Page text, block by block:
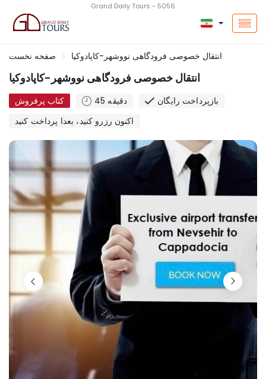
Grand Daily Tours - 5056
صفحه نخست انتقال خصوصی فرودگاهی نووشهر-کاپادوکیا
انتقال خصوصی فرودگاهی نووشهر-کاپادوکیا
کتاب پرفروش 45 دقیقه
بازپرداخت رایگان
اکنون رزرو کنید، بعدا پرداخت کنید